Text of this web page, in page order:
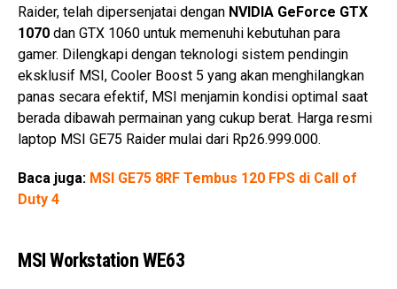
Raider, telah dipersenjatai dengan NVIDIA GeForce GTX
1070 dan GTX 1060 untuk memenuhi kebutuhan para
gamer. Dilengkapi dengan teknologi sistem pendingin
eksklusif MSI, Cooler Boost 5 yang akan menghilangkan
panas secara efektif, MSI menjamin kondisi optimal saat
berada dibawah permainan yang cukup berat. Harga resmi
laptop MSI GE75 Raider mulai dari Rp26.999.000.
Baca juga: MSI GE75 8RF Tembus 120 FPS di Call of
Duty 4
MSI Workstation WE63